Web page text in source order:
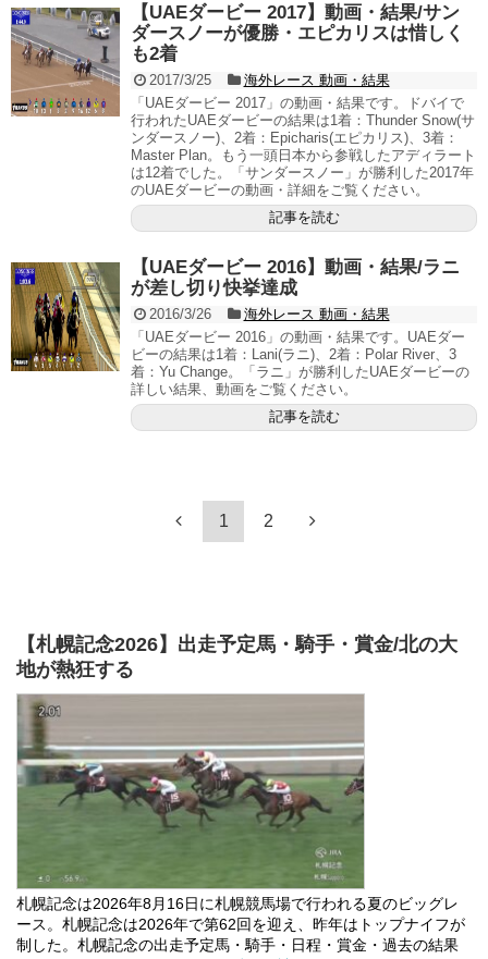
【UAEダービー 2017】動画・結果/サン
ダースノーが優勝・エピカリスは惜しく
も2着
2017/3/25
海外レース 動画・結果
「UAEダービー 2017」の動画・結果です。ドバイで
行われたUAEダービーの結果は1着：Thunder Snow(サ
ンダースノー)、2着：Epicharis(エピカリス)、3着：
Master Plan。もう一頭日本から参戦したアディラート
は12着でした。「サンダースノー」が勝利した2017年
のUAEダービーの動画・詳細をご覧ください。
記事を読む
【UAEダービー 2016】動画・結果/ラニ
が差し切り快挙達成
2016/3/26
海外レース 動画・結果
「UAEダービー 2016」の動画・結果です。UAEダー
ビーの結果は1着：Lani(ラニ)、2着：Polar River、3
着：Yu Change。「ラニ」が勝利したUAEダービーの
詳しい結果、動画をご覧ください。
記事を読む
1 2
【札幌記念2026】出走予定馬・騎手・賞金/北の大
地が熱狂する
札幌記念は2026年8月16日に札幌競馬場で行われる夏のビッグレ
ース。札幌記念は2026年で第62回を迎え、昨年はトップナイフが
制した。札幌記念の出走予定馬・騎手・日程・賞金・過去の結果